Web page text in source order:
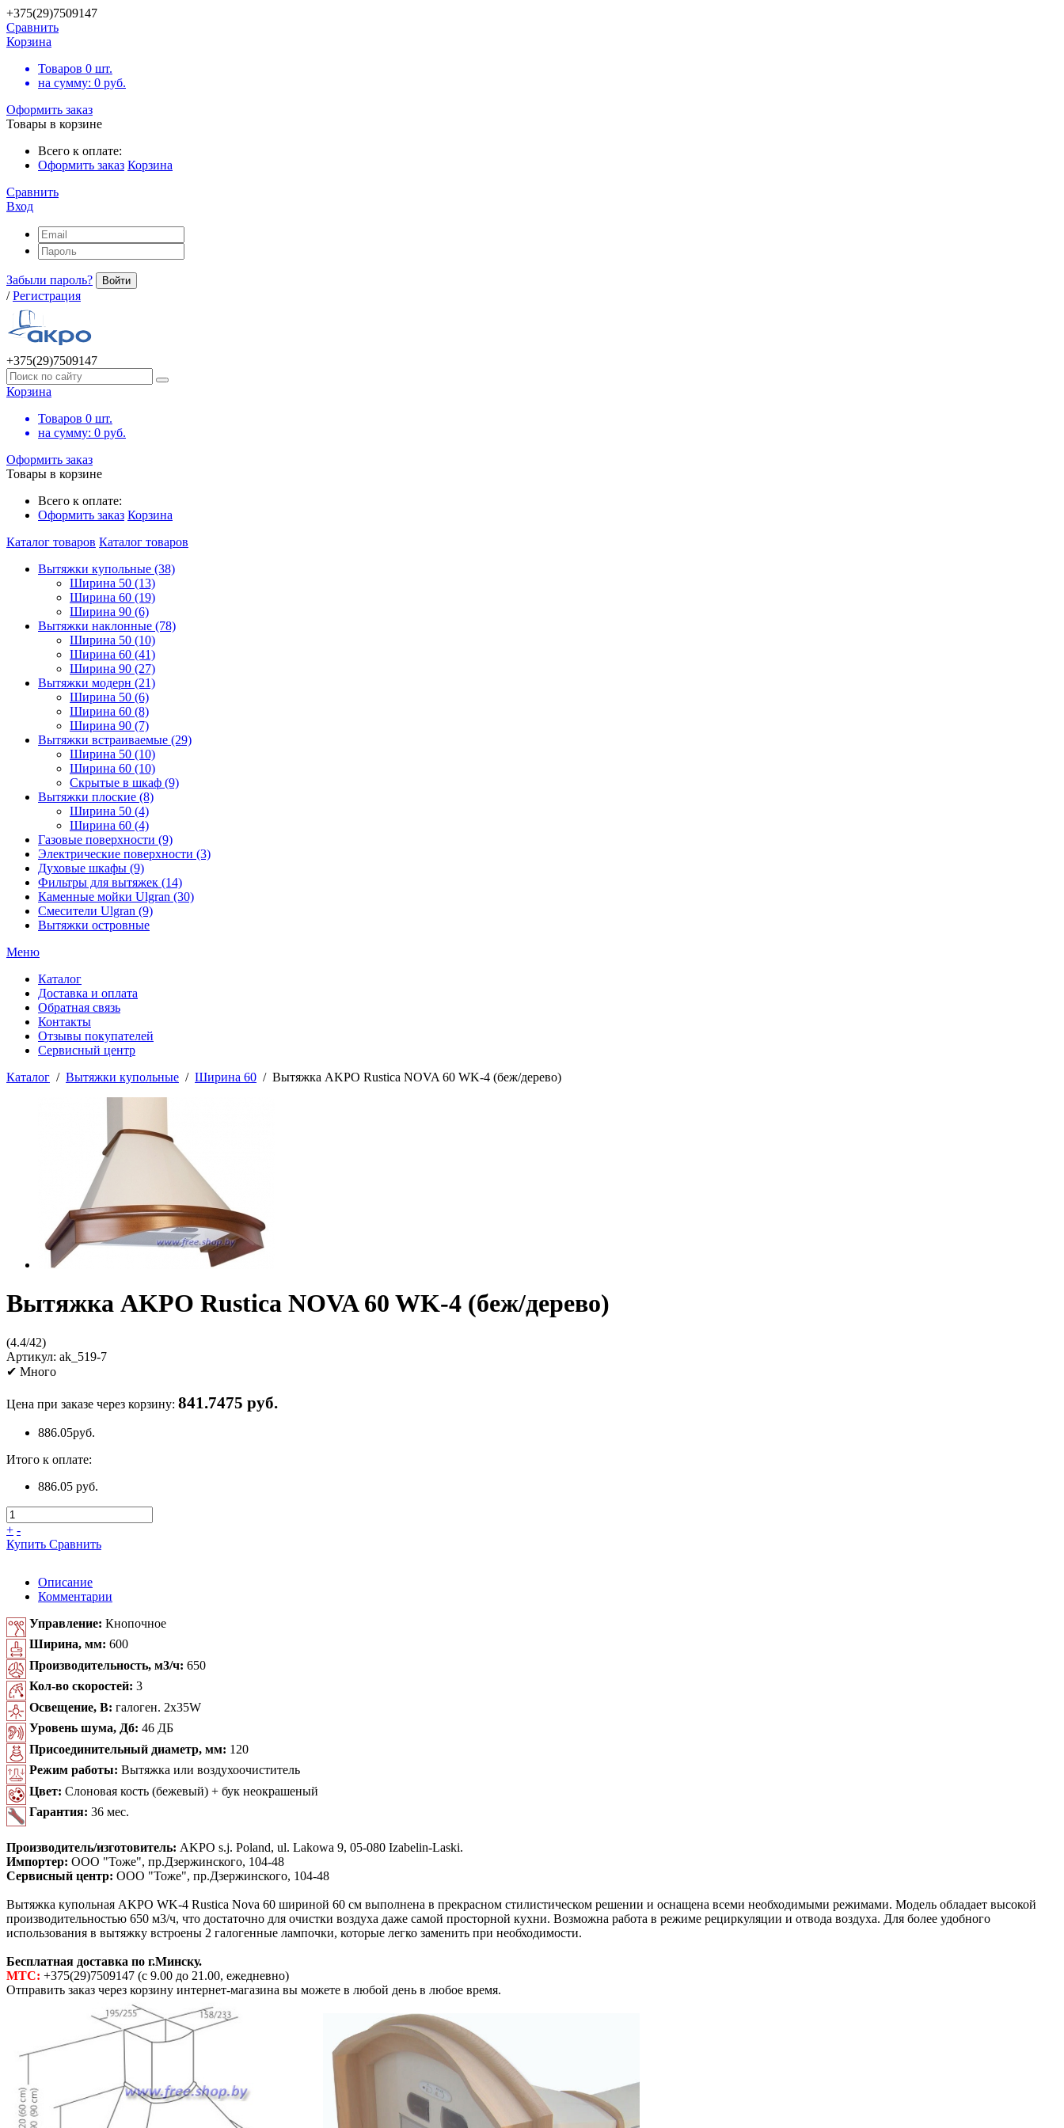
+375(29)7509147
Сравнить
Корзина
Товаров 0 шт.
на сумму: 0 руб.
Оформить заказ
Товары в корзине
Всего к оплате:
Оформить заказ Корзина
Сравнить
Вход
Забыли пароль? Войти
/ Регистрация
+375(29)7509147
Корзина
Товаров 0 шт.
на сумму: 0 руб.
Оформить заказ
Товары в корзине
Всего к оплате:
Оформить заказ Корзина
Каталог товаров Каталог товаров
Вытяжки купольные (38)
Ширина 50 (13)
Ширина 60 (19)
Ширина 90 (6)
Вытяжки наклонные (78)
Ширина 50 (10)
Ширина 60 (41)
Ширина 90 (27)
Вытяжки модерн (21)
Ширина 50 (6)
Ширина 60 (8)
Ширина 90 (7)
Вытяжки встраиваемые (29)
Ширина 50 (10)
Ширина 60 (10)
Скрытые в шкаф (9)
Вытяжки плоские (8)
Ширина 50 (4)
Ширина 60 (4)
Газовые поверхности (9)
Электрические поверхности (3)
Духовые шкафы (9)
Фильтры для вытяжек (14)
Каменные мойки Ulgran (30)
Смесители Ulgran (9)
Вытяжки островные
Меню
Каталог
Доставка и оплата
Обратная связь
Контакты
Отзывы покупателей
Сервисный центр
Каталог / Вытяжки купольные / Ширина 60 / Вытяжка AKPO Rustica NOVA 60 WK-4 (беж/дерево)
Вытяжка AKPO Rustica NOVA 60 WK-4 (беж/дерево)
(4.4/42)
Артикул: ak_519-7
✔ Много
Цена при заказе через корзину: 841.7475 руб.
886.05руб.
Итого к оплате:
886.05 руб.
+ -
Купить Сравнить
Описание
Комментарии
Управление: Кнопочное
Ширина, мм: 600
Производительность, м3/ч: 650
Кол-во скоростей: 3
Освещение, В: галоген. 2x35W
Уровень шума, Дб: 46 ДБ
Присоединительный диаметр, мм: 120
Режим работы: Вытяжка или воздухоочиститель
Цвет: Слоновая кость (бежевый) + бук неокрашеный
Гарантия: 36 мес.
Производитель/изготовитель: AKPO s.j. Poland, ul. Lakowa 9, 05-080 Izabelin-Laski.
Импортер: ООО "Тоже", пр.Дзержинского, 104-48
Сервисный центр: ООО "Тоже", пр.Дзержинского, 104-48
Вытяжка купольная AKPO WK-4 Rustica Nova 60 шириной 60 см выполнена в прекрасном стилистическом решении и оснащена всеми необходимыми режимами. Модель обладает высокой
производительностью 650 м3/ч, что достаточно для очистки воздуха даже самой просторной кухни. Возможна работа в режиме рециркуляции и отвода воздуха. Для более удобного
использования в вытяжку встроены 2 галогенные лампочки, которые легко заменить при необходимости.
Бесплатная доставка по г.Минску.
МТС: +375(29)7509147 (с 9.00 до 21.00, ежедневно)
Отправить заказ через корзину интернет-магазина вы можете в любой день в любое время.